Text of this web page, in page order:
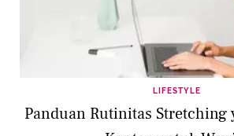
LIFESTYLE
Panduan Rutinitas Stretching